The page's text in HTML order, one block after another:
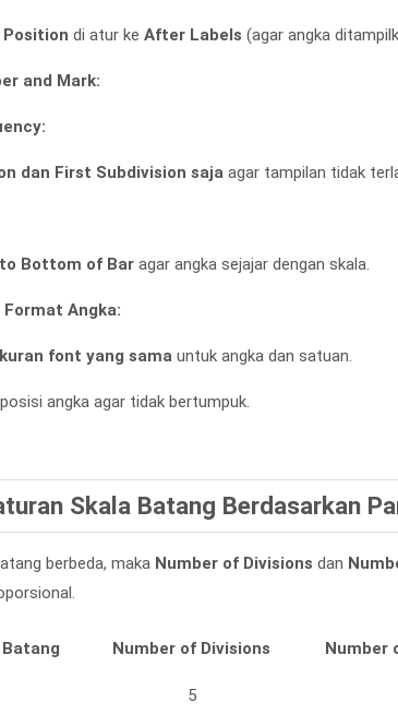
di atur ke After Labels (agar angka
and Mark:
dan First Subdivision saja agar tampilan tidak
Bottom of Bar agar angka sejajar dengan skala.
Angka:
font yang sama untuk angka dan satuan.
angka agar tidak bertumpuk.
Skala Batang Berdasarkan
berbeda, maka Number of Divisions dan
Number of Divisions Number
5